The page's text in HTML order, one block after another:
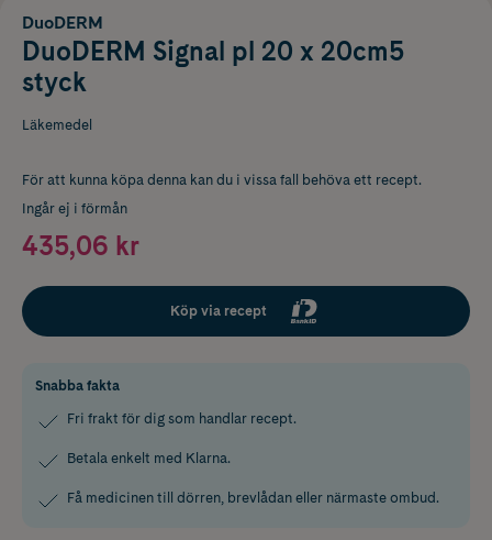
DuoDERM
DuoDERM Signal pl 20 x 20cm5
styck
Läkemedel
För att kunna köpa denna kan du i vissa fall behöva ett recept.
Ingår ej i förmån
435,06 kr
Köp via recept
Snabba fakta
Fri frakt för dig som handlar recept.
Betala enkelt med Klarna.
Få medicinen till dörren, brevlådan eller närmaste ombud.